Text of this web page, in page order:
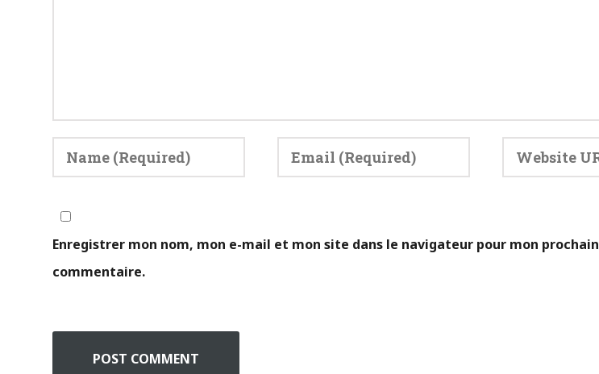
Enregistrer mon nom, mon e-mail et mon site dans le navigateur pour mon prochain
commentaire.